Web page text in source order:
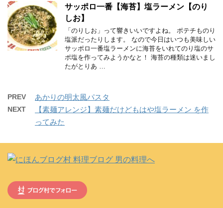
サッポロ一番【海苔】塩ラーメン【のり
しお】
「のりしお」って響きいいですよね。 ポテチものり
塩派だったりします。 なので今日はいつも美味しい
サッポロ一番塩ラーメンに海苔をいれてのり塩のサ
ポ塩を作ってみようかなと！ 海苔の種類は迷いまし
たがとりあ …
PREV あかりの明太風パスタ
NEXT
【素麺アレンジ】素麺だけどもはや塩ラーメン を作
ってみた